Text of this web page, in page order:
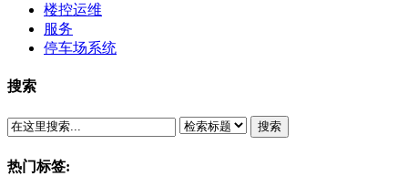
楼控运维
服务
停车场系统
搜索
搜索
热门标签: